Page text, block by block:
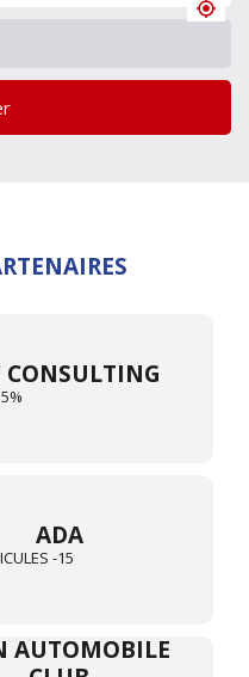
CONSULTING
ADA
-15
AUTOMOBILE